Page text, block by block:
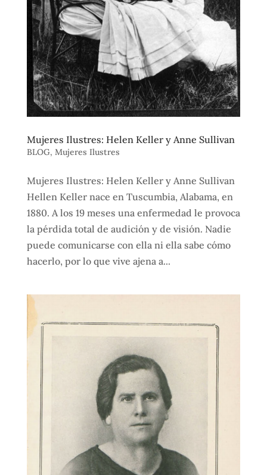
Mujeres Ilustres: Helen Keller y Anne Sullivan
BLOG, Mujeres Ilustres
Mujeres Ilustres: Helen Keller y Anne Sullivan
Hellen Keller nace en Tuscumbia, Alabama, en
1880. A los 19 meses una enfermedad le provoca
la pérdida total de audición y de visión. Nadie
puede comunicarse con ella ni ella sabe cómo
hacerlo, por lo que vive ajena a...